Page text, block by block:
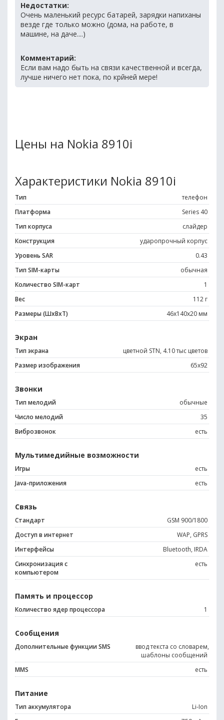
Недостатки:
Очень маленький ресурс батарей, зарядки напиханы
везде где только можно (дома, на работе, в
машине, на даче....)
Комментарий:
Если вам надо быть на связи качественной и всегда,
лучше ничего нет пока, по крйней мере!
Цены на Nokia 8910i
Характеристики Nokia 8910i
Тип
телефон
Платформа
Series 40
Тип корпуса
слайдер
Конструкция
ударопрочный корпус
Уровень SAR
0.43
Тип SIM-карты
обычная
Количество SIM-карт
1
Вес
112 г
Размеры (ШxВxТ)
46x140x20 мм
Экран
Тип экрана
цветной STN, 4.10 тыс цветов
Размер изображения
65x92
Звонки
Тип мелодий
обычные
Число мелодий
35
Виброзвонок
есть
Мультимедийные возможности
Игры
есть
Java-приложения
есть
Связь
Стандарт
GSM 900/1800
Доступ в интернет
WAP, GPRS
Интерфейсы
Bluetooth, IRDA
Синхронизация с
компьютером
есть
Память и процессор
Количество ядер процессора 1
Сообщения
Дополнительные функции SMS
ввод текста со словарем,
шаблоны сообщений
MMS
есть
Питание
Тип аккумулятора
Li-Ion